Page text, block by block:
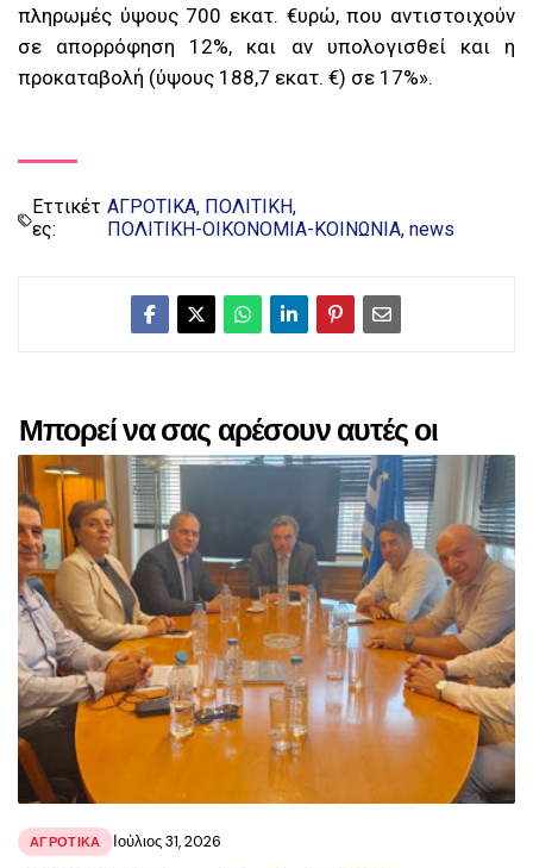
πληρωμές ύψους 700 εκατ. €υρώ, που αντιστοιχούν
σε απορρόφηση 12%, και αν υπολογισθεί και η
προκαταβολή (ύψους 188,7 εκατ. €) σε 17%».
Εττικέτ
ες:
ΑΓΡΟΤΙΚΑ ΠΟΛΙΤΙΚΗ
ΠΟΛΙΤΙΚΗ-ΟΙΚΟΝΟΜΙΑ-ΚΟΙΝΩΝΙΑ news
Μπορεί να σας αρέσουν αυτές οι
αναρτήσεις
ΑΓΡΟΤΙΚΑ Ιούλιος 31, 2026